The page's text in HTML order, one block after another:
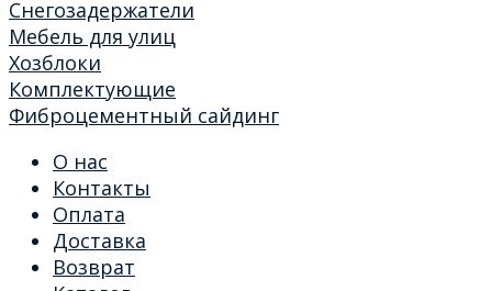
Снегозадержатели
Мебель для улиц
Хозблоки
Комплектующие
Фиброцементный сайдинг
О нас
Контакты
Оплата
Доставка
Возврат